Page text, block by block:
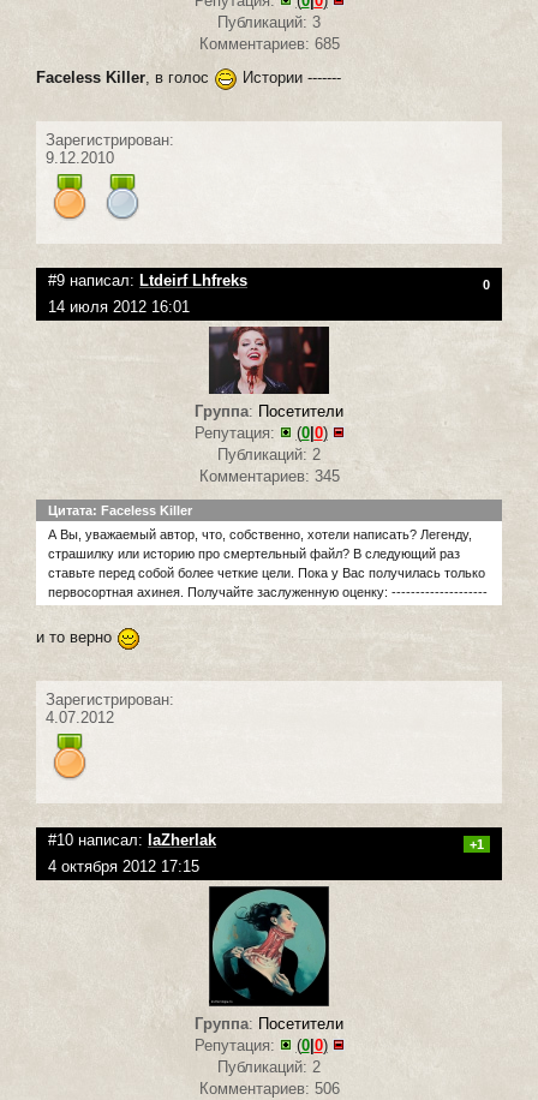
Публикаций: 3
Комментариев: 685
Faceless Killer, в голос Истории -------
Зарегистрирован:
9.12.2010
#9 написал: Ltdeirf Lhfreks 0
14 июля 2012 16:01
Группа: Посетители
Репутация:
(0| 0)
Публикаций: 2
Комментариев: 345
Цитата: Faceless Killer
А Вы, уважаемый автор, что, собственно, хотели написать? Легенду,
страшилку или историю про смертельный файл? В следующий раз
ставьте перед собой более четкие цели. Пока у Вас получилась только
первосортная ахинея. Получайте заслуженную оценку: --------------------
и то верно
Зарегистрирован:
4.07.2012
#10 написал: laZherlak +1
4 октября 2012 17:15
Группа: Посетители
Репутация:
(0| 0)
Публикаций: 2
Комментариев: 506